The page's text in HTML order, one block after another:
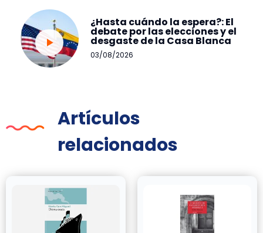
¿Hasta cuándo la espera?: El
debate por las elecciones y el
desgaste de la Casa Blanca
03/08/2026
Artículos
relacionados